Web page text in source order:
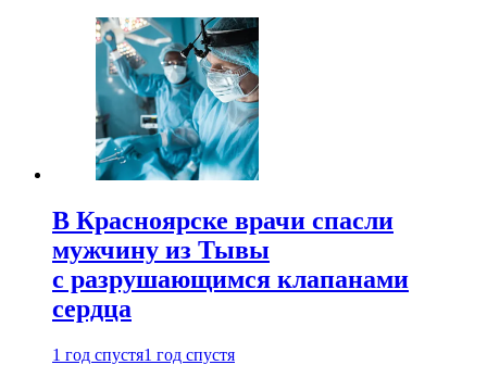
В Красноярске врачи спасли
мужчину из Тывы
с разрушающимся клапанами
сердца
1 год спустя1 год спустя